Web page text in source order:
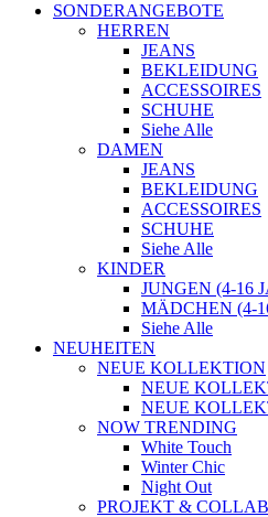
SONDERANGEBOTE
HERREN
JEANS
BEKLEIDUNG
ACCESSOIRES
SCHUHE
Siehe Alle
DAMEN
JEANS
BEKLEIDUNG
ACCESSOIRES
SCHUHE
Siehe Alle
KINDER
JUNGEN (4-16
MÄDCHEN (4-
Siehe Alle
NEUHEITEN
NEUE KOLLEKTION
NEUE
NEUE
NOW TRENDING
White Touch
Winter Chic
Night Out
PROJEKT & COLLAB